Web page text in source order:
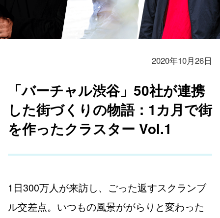
2020年10月26日
「バーチャル渋谷」50社が連携
した街づくりの物語：1カ月で街
を作ったクラスター Vol.1
1日300万人が来訪し、ごった返すスクランブ
ル交差点。いつもの風景ががらりと変わった